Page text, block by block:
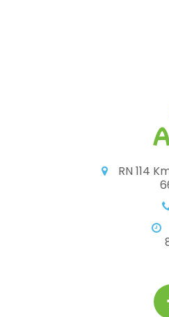
RN 114